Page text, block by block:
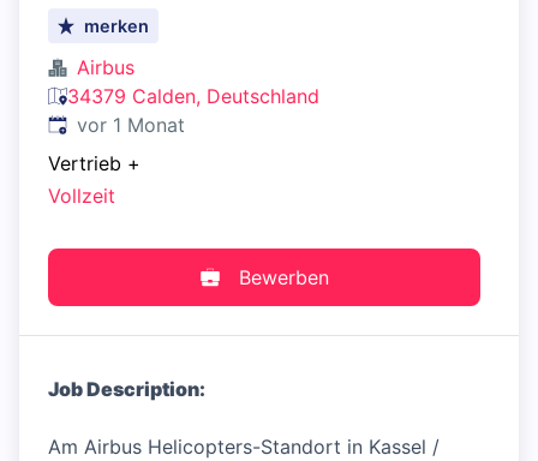
merken
Airbus
34379 Calden, Deutschland
Veröffentlicht:
vor 1 Monat
Vertrieb +
Vollzeit
Bewerben
Job Description:
Am Airbus Helicopters-Standort in Kassel /